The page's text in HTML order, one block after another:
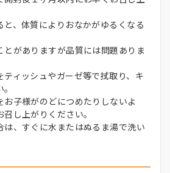
、体質によりおなかがゆるくなる
がありますが品質には問題ありま
ィッシュやガーゼ等で拭取り、キ
子様がのどにつめたりしないよ
し上がりください。
、すぐに水またはぬるま湯で洗い